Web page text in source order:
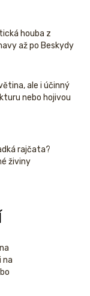
houba z
až po Beskydy
ale i účinný
nebo hojivou
rajčata?
živiny
na